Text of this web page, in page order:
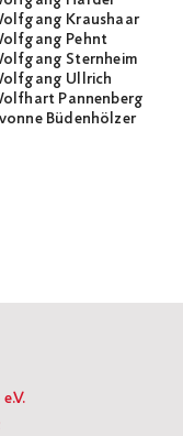
Kraushaar
Pehnt
Sternheim
Ullrich
Pannenberg
Büdenhölzer